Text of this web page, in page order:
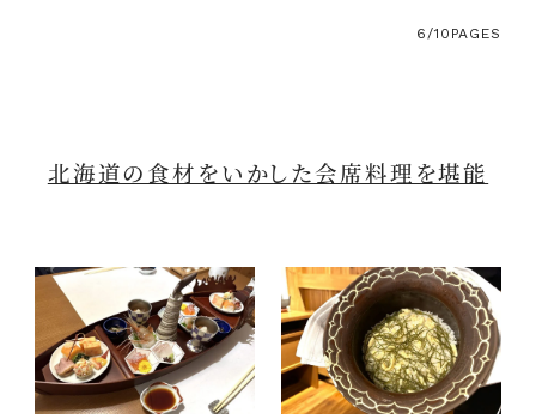
6/10 PAGES
北海道の食材をいかした会席料理を堪能